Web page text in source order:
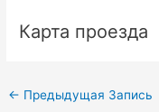
Карта проезда
Навигация
← Предыдущая Запись